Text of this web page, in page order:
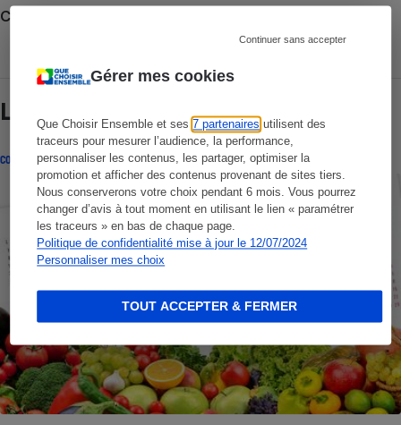
Gérer mes cookies
Que Choisir Ensemble et ses7 partenaires utilisent des
traceurs pour mesurer l’audience, la performance,
personnaliser les contenus, les partager, optimiser la
promotion et afficher des contenus provenant de sites tiers.
Nous conserverons votre choix pendant 6 mois. Vous pourrez
changer d’avis à tout moment en utilisant le lien « paramétrer
les traceurs » en bas de chaque page.
Politique de confidentialité mise à jour le 12/07/2024
Personnaliser mes choix
Continuer sans accepter
TOUT ACCEPTER & FERMER
Consulter nos Conseils
Lire aussi
CONSEILS